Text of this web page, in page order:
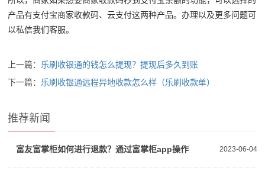
产品有支付宝商家收款码、云支付这两种产品。办理以及更多问题可
以私信我们客服。
上一篇： 乐刷收银通的钱怎么提现？提现后多久到账
下一篇： 乐刷收银通远程异地收款怎么样（乐刷收款单）
推荐新闻
2023-06-04
富友富掌柜如何进行退款？通过富掌柜app操作